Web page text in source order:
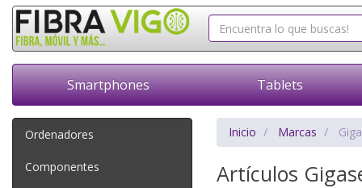
Smartphones Tablets
Ordenadores
Componentes
Inicio Marcas
Artículos